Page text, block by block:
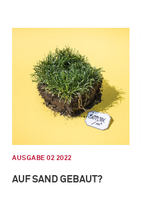
AUSGABE 02 2022
AUF SAND GEBAUT?